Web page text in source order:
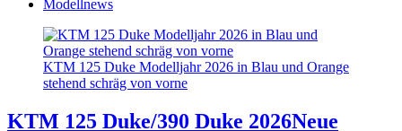
Modellnews
KTM 125 Duke Modelljahr 2026 in Blau und Orange
stehend schräg von vorne
KTM 125 Duke/390 Duke 2026Neue